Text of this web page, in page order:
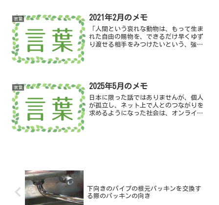
言葉 2021年2月のメモ
「人間という哀れな動物は、もって生ま
れた自由の賜物を、できるだけ早くゆず
り渡せる相手をみつけたいという、強い
言葉 2025年5月のメモ
日本に限った話ではありませんが、個人
が孤立し、ネット上で人とのつながりを
求めるようになった社会は、オンライン
下向きのパイプの根元パッキンを交換す
る際のパッキンの向き